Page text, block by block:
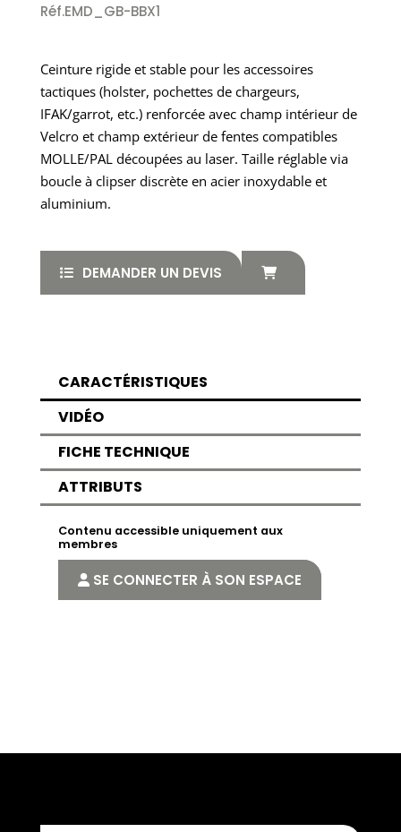
Réf.EMD_GB-BBX1
Ceinture rigide et stable pour les accessoires
tactiques (holster, pochettes de chargeurs,
IFAK/garrot, etc.) renforcée avec champ intérieur de
Velcro et champ extérieur de fentes compatibles
MOLLE/PAL découpées au laser. Taille réglable via
boucle à clipser discrète en acier inoxydable et
aluminium.
DEMANDER UN DEVIS
CARACTÉRISTIQUES
VIDÉO
FICHE TECHNIQUE
ATTRIBUTS
Contenu accessible uniquement aux
membres
SE CONNECTER À SON ESPACE